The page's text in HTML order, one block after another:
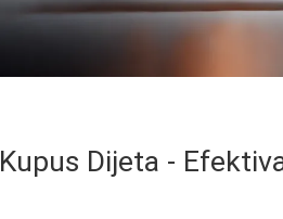
Kupus Dijeta -